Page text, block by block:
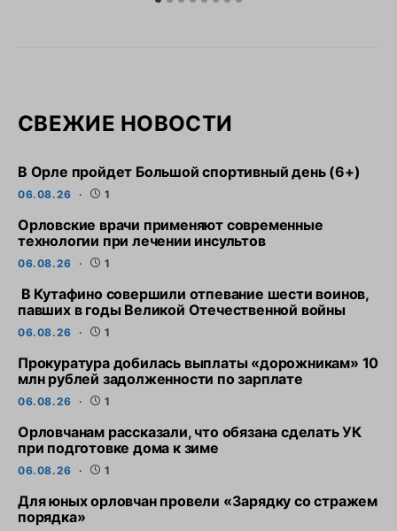
СВЕЖИЕ НОВОСТИ
В Орле пройдет Большой спортивный день (6+)
06.08.26 1
Орловские врачи применяют современные
технологии при лечении инсультов
06.08.26 1
В Кутафино совершили отпевание шести воинов,
павших в годы Великой Отечественной войны
06.08.26 1
Прокуратура добилась выплаты «дорожникам» 10
млн рублей задолженности по зарплате
06.08.26 1
Орловчанам рассказали, что обязана сделать УК
при подготовке дома к зиме
06.08.26 1
Для юных орловчан провели «Зарядку со стражем
порядка»